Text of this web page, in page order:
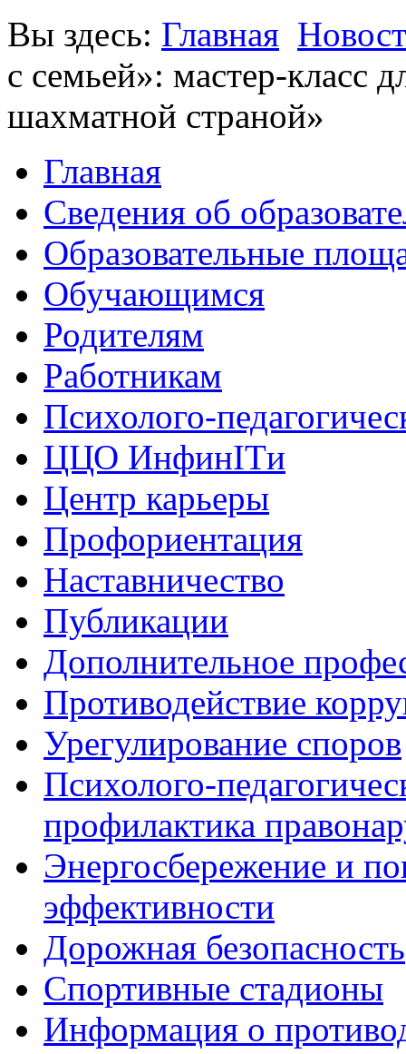
Вы здесь: Главная
с семьей»: мастер-класс
шахматной страной»
Главная
Сведения об
Образовательные
Обучающимся
Родителям
Работникам
Психолого-
ЦЦО ИнфинITи
Центр карьеры
Профориентация
Наставничество
Публикации
Дополнительное
Противодействие
Урегулирование споров
Психолого-
профилактика
Энергосбережение и
эффективности
Дорожная безопасность
Спортивные стадионы
Информация о